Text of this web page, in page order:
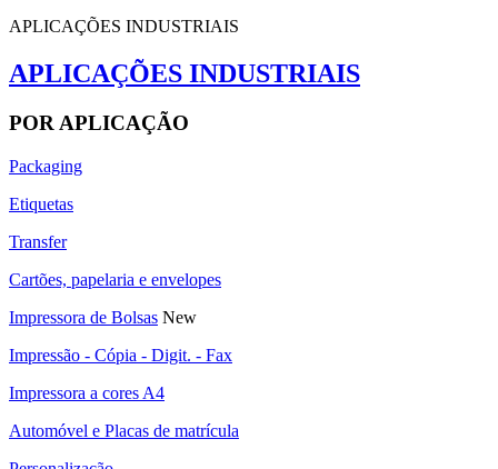
APLICAÇÕES INDUSTRIAIS
APLICAÇÕES INDUSTRIAIS
POR APLICAÇÃO
Packaging
Etiquetas
Transfer
Cartões, papelaria e envelopes
Impressora de Bolsas New
Impressão - Cópia - Digit. - Fax
Impressora a cores A4
Automóvel e Placas de matrícula